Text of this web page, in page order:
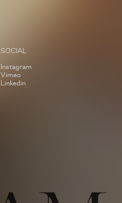
SOCIAL
Instagram
Vimeo
Linkedin